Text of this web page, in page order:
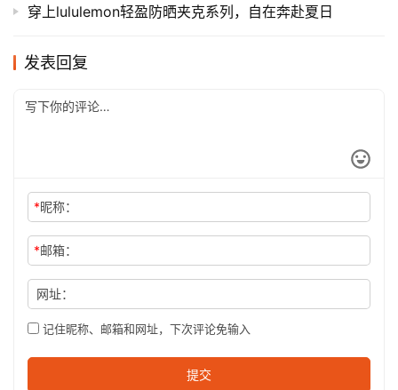
穿上lululemon轻盈防晒夹克系列，自在奔赴夏日
发表回复
*昵称：
*邮箱：
网址：
记住昵称、邮箱和网址，下次评论免输入
提交